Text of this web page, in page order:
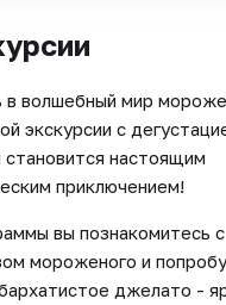
в волшебный мир
экскурсии с
настоящим
приключением!
вы познакомитесь с
мороженого и
джелато -